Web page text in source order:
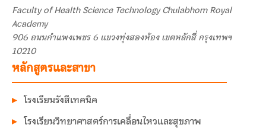
Faculty of Health Science Technology Chulabhorn Royal
Academy
906 ถนนกำแพงเพชร 6 แขวงทุ่งสองห้อง เขตหลักสี่ กรุงเทพฯ
10210
หลักสูตรและสาขา
โรงเรียนรังสีเทคนิค
โรงเรียนวิทยาศาสตร์การเคลื่อนไหวและสุขภาพ